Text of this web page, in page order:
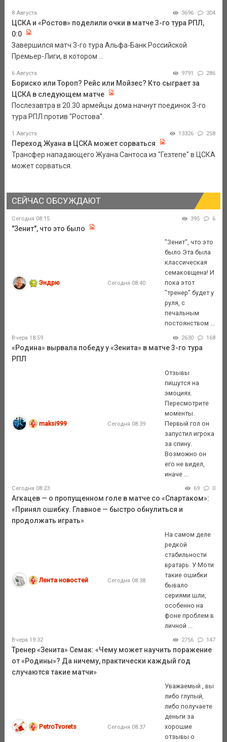
8 Августа 3696 304
ЦСКА и «Ростов» поделили очки в матче 3-го тура РПЛ,
0:0
Завершился матч 3-го тура Альфа-Банк Российской
Премьер-Лиги, в котором ...
6 Августа 9791 286
Бориско или Тороп? Рейс или Мойзес? Кто сыграет за
ЦСКА в следующем матче
Послезавтра в 20.30 армейцы дома начнут поединок 3-го
тура РПЛ против "Ростова".
1 Августа 13326 258
Переход Жуана в ЦСКА может сорваться
Трансфер нападающего Жуана Сантоса из "Гезтепе" в ЦСКА
может сорваться.
СЕЙЧАС ОБСУЖДАЮТ
Сегодня 08:15 395 6
"Зенит", что это было
Эндрю Сегодня 08:40
"Зенит", что это
было Эта была
классическая
семаковщена! И
пока этот
"тренер" будет у
руля, с
печальным
постоянством ...
Вчера 18:59 2630 168
«Родина» вырвала победу у «Зенита» в матче 3-го тура
РПЛ
maksi999 Сегодня 08:39
Отзывы
пишутся на
эмоциях.
Пересмотрите
моменты.
Первый гол он
запустил игрока
за спину.
Возможно он
его не видел,
иначе ...
Сегодня 08:23 69 0
Агкацев — о пропущенном голе в матче со «Спартаком»:
«Принял ошибку. Главное — быстро обнулиться и
продолжать играть»
Лента новостей Сегодня 08:38
На самом деле
редкой
стабильности
вратарь. У Моти
такие ошибки
бывало
сериями шли,
особенно на
фоне проблем в
личной ...
Вчера 19:32 2756 147
Тренер «Зенита» Семак: «Чему может научить поражение
от «Родины»? Да ничему, практически каждый год
случаются такие матчи»
PetroTvorets Сегодня 08:37
Уважаемый , вы
либо глупый,
либо получаете
деньги за
хорошие
отзывы о